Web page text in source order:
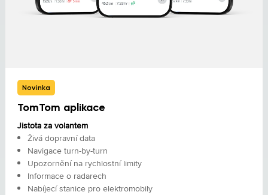
Novinka
TomTom aplikace
Jistota za volantem
Živá dopravní data
Navigace turn-by-turn
Upozornění na rychlostní limity
Informace o radarech
Nabíjecí stanice pro elektromobily